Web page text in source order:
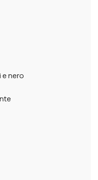
e nero